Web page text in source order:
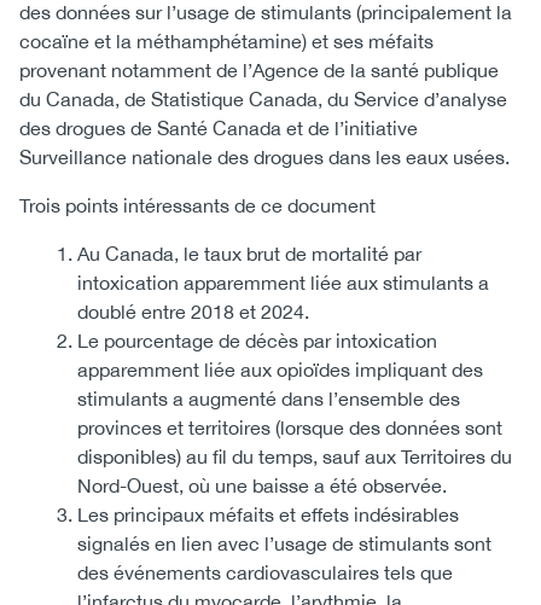
des données sur l’usage de stimulants (principalement la
cocaïne et la méthamphétamine) et ses méfaits
provenant notamment de l’Agence de la santé publique
du Canada, de Statistique Canada, du Service d’analyse
des drogues de Santé Canada et de l’initiative
Surveillance nationale des drogues dans les eaux usées.
Trois points intéressants de ce document
Au Canada, le taux brut de mortalité par
intoxication apparemment liée aux stimulants a
doublé entre 2018 et 2024.
Le pourcentage de décès par intoxication
apparemment liée aux opioïdes impliquant des
stimulants a augmenté dans l’ensemble des
provinces et territoires (lorsque des données sont
disponibles) au fil du temps, sauf aux Territoires du
Nord-Ouest, où une baisse a été observée.
Les principaux méfaits et effets indésirables
signalés en lien avec l’usage de stimulants sont
des événements cardiovasculaires tels que